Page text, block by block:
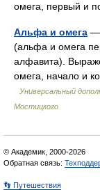
омега, первый и
Альфа и омега —
(альфа и омега
алфавита).
омега, начало и
Универсальный
Мостицкого
© Академик, 2000-2026
Обратная связь:
👣 Путешествия